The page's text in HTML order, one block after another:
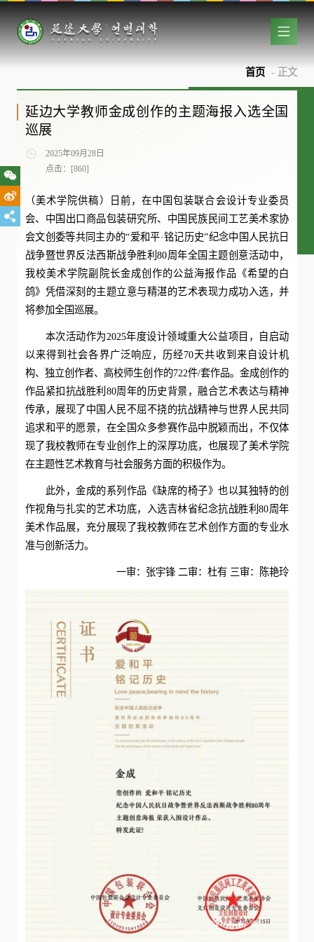
首页 - 正文
延边大学教师金成创作的主题海报入选全国
巡展
2025年09月28日
点击：[860]
（美术学院供稿）日前，在中国包装联合会设计专业委员
会、中国出口商品包装研究所、中国民族民间工艺美术家协
会文创委等共同主办的“爱和平·铭记历史”纪念中国人民抗日
战争暨世界反法西斯战争胜利80周年全国主题创意活动中，
我校美术学院副院长金成创作的公益海报作品《希望的白
鸽》凭借深刻的主题立意与精湛的艺术表现力成功入选，并
将参加全国巡展。
本次活动作为2025年度设计领域重大公益项目，自启动
以来得到社会各界广泛响应，历经70天共收到来自设计机
构、独立创作者、高校师生创作的722件/套作品。金成创作的
作品紧扣抗战胜利80周年的历史背景，融合艺术表达与精神
传承，展现了中国人民不屈不挠的抗战精神与世界人民共同
追求和平的愿景，在全国众多参赛作品中脱颖而出，不仅体
现了我校教师在专业创作上的深厚功底，也展现了美术学院
在主题性艺术教育与社会服务方面的积极作为。
此外，金成的系列作品《缺席的椅子》也以其独特的创
作视角与扎实的艺术功底，入选吉林省纪念抗战胜利80周年
美术作品展，充分展现了我校教师在艺术创作方面的专业水
准与创新活力。
一审：张宇锋 二审：杜有 三审：陈艳玲